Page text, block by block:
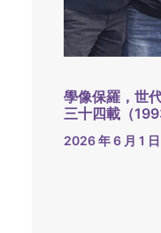
學像保羅，世
三十四載（
2026 年 6 月 1 日